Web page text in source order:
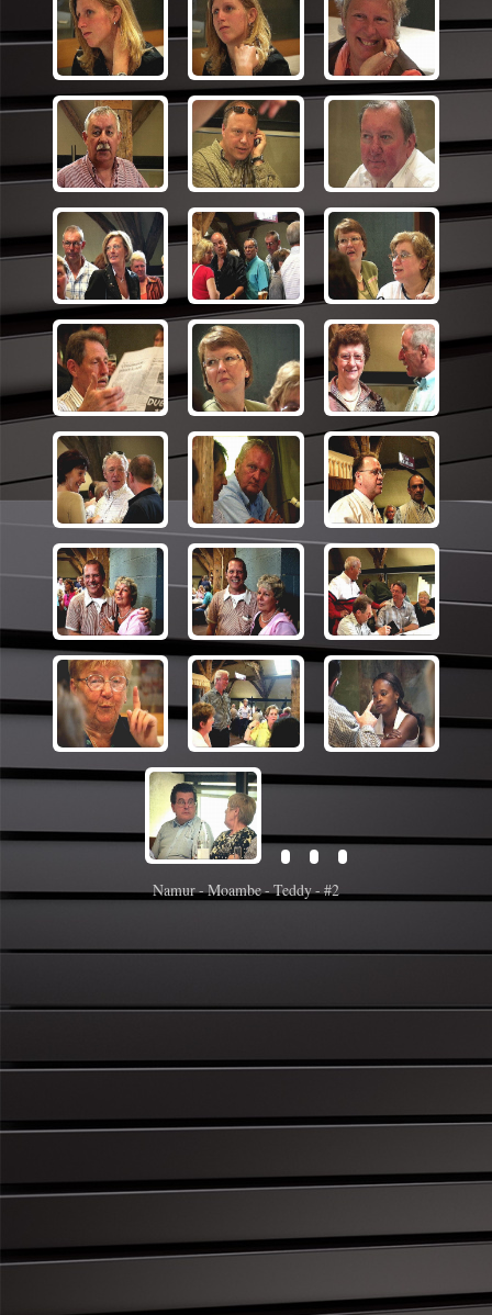
Namur - Moambe - Teddy - #2